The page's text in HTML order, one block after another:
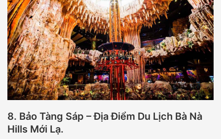
8. Bảo Tàng Sáp – Địa Điểm Du Lịch Bà Nà
Hills Mới Lạ.